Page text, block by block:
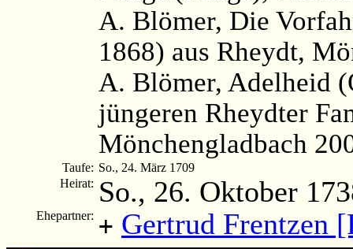
A. Blömer, Die
1868) aus Rheydt,
A. Blömer, Adelheid
jüngeren Rheydter
Mönchengladbach
Taufe: So., 24. März 1709
Heirat: So., 26. Oktober
Ehepartner: + Gertrud Frentzen